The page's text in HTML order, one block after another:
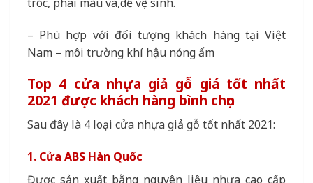
– Phù hợp với đối tượng khách hàng tại Việt
Nam – môi trường khí hậu nóng ẩm
Top 4 cửa nhựa giả gỗ giá tốt nhất
2021 được khách hàng bình chọn
Sau đây là 4 loại cửa nhựa giả gỗ tốt nhất 2021:
1. Cửa ABS Hàn Quốc
Được sản xuất bằng nguyên liệu nhựa cao cấp